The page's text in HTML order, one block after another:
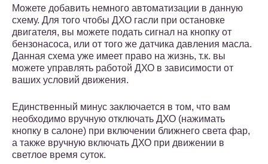
Можете добавить немного автоматизации в данную
схему. Для того чтобы ДХО гасли при остановке
двигателя, вы можете подать сигнал на кнопку от
бензонасоса, или от того же датчика давления масла.
Данная схема уже имеет право на жизнь, т.к. вы
можете управлять работой ДХО в зависимости от
ваших условий движения.
Единственный минус заключается в том, что вам
необходимо вручную отключать ДХО (нажимать
кнопку в салоне) при включении ближнего света фар,
а также вручную включать ДХО при движении в
светлое время суток.